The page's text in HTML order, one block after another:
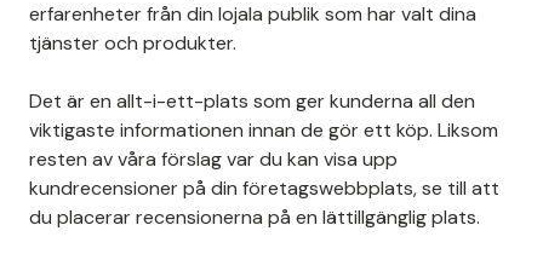
erfarenheter från din lojala publik som har valt dina
tjänster och produkter.
Det är en allt-i-ett-plats som ger kunderna all den
viktigaste informationen innan de gör ett köp. Liksom
resten av våra förslag var du kan visa upp
kundrecensioner på din företagswebbplats, se till att
du placerar recensionerna på en lättillgänglig plats.